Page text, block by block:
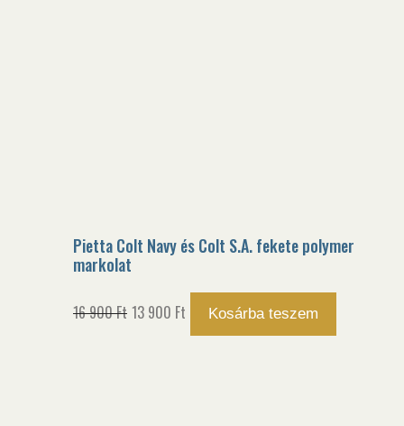
Pietta Colt Navy és Colt S.A. fekete polymer
markolat
16 900Ft Original
13 900 Ft Current
Kosárba teszem